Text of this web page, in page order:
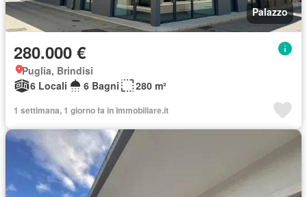
Palazzo
280.000 €
Puglia, Brindisi
6 Locali
6 Bagni 280 m²
1 settimana, 1 giorno fa in Immobiliare.it